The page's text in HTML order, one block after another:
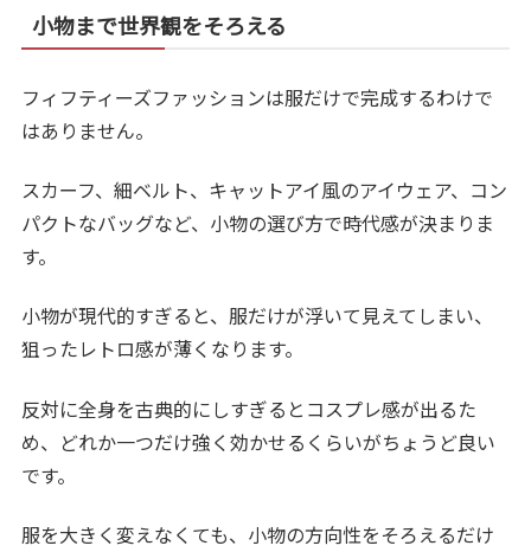
小物まで世界観をそろえる
フィフティーズファッションは服だけで完成するわけで
はありません。
スカーフ、細ベルト、キャットアイ風のアイウェア、コン
パクトなバッグなど、小物の選び方で時代感が決まりま
す。
小物が現代的すぎると、服だけが浮いて見えてしまい、
狙ったレトロ感が薄くなります。
反対に全身を古典的にしすぎるとコスプレ感が出るた
め、どれか一つだけ強く効かせるくらいがちょうど良い
です。
服を大きく変えなくても、小物の方向性をそろえるだけ